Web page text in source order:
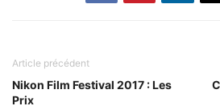
Article précédent
Nikon Film Festival 2017 : Les
Prix